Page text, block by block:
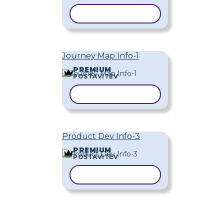
Journey Map Info-1
PREMIUM
POSTAVITEV
Product Dev Info-3
PREMIUM
POSTAVITEV